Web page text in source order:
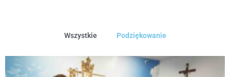
Wszystkie Podziękowanie